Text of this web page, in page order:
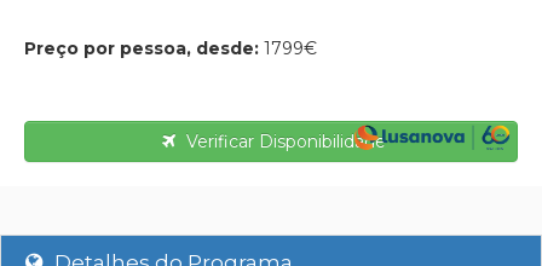
Preço por pessoa, desde: 1799€
Verificar Disponibilidade